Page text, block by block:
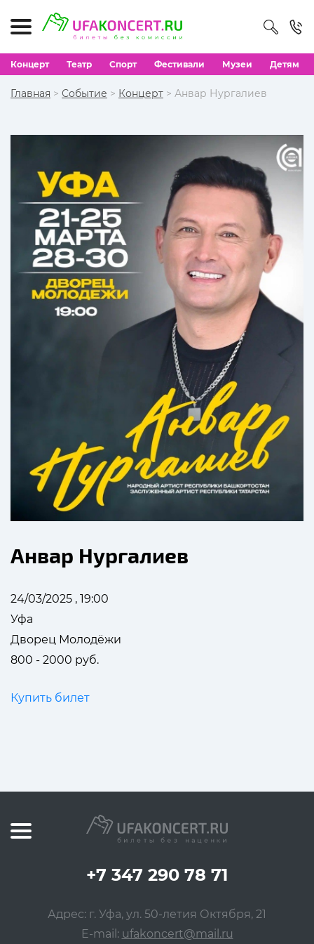
Концерт Театр Спорт Фестивали Музеи Детям
Главная > Событие > Концерт > Анвар Нургалиев
Анвар Нургалиев
24/03/2025 , 19:00
Уфа
Дворец Молодёжи
800 - 2000 руб.
Купить билет
+7 347 290 78 71
Адрес: г. Уфа, ул. 50-летия Октября, 21
E-mail: ufakoncert@mail.ru